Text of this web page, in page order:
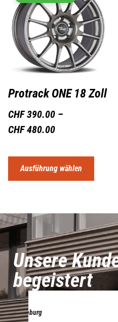
Protrack ONE 18 Zoll
CHF390.00 –
CHF480.00
Ausführung wählen
Unsere
begeistert